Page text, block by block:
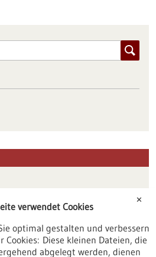
✕
verwendet Cookies
optimal gestalten und verbessern
Diese kleinen Dateien, die
abgelegt werden, dienen